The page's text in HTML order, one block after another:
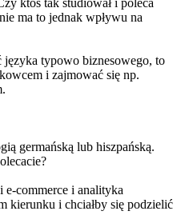
ma to jednak wpływu na
języka typowo biznesowego, to
i zajmować się np.
germańską lub hiszpańską.
e-commerce i analityka
kierunku i chciałby się podzielić